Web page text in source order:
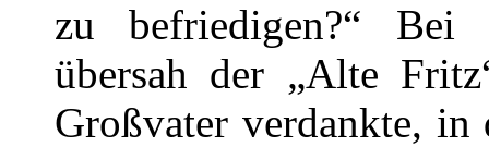
zu befriedigen?“ Bei
übersah der „Alte
Großvater verdankte, in